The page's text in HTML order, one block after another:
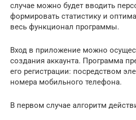
случае можно будет вводить
формировать статистику и
весь функционал программы.
Вход в приложение можно
создания аккаунта. Программа
его регистрации: посредством
номера мобильного телефона.
В первом случае алгоритм